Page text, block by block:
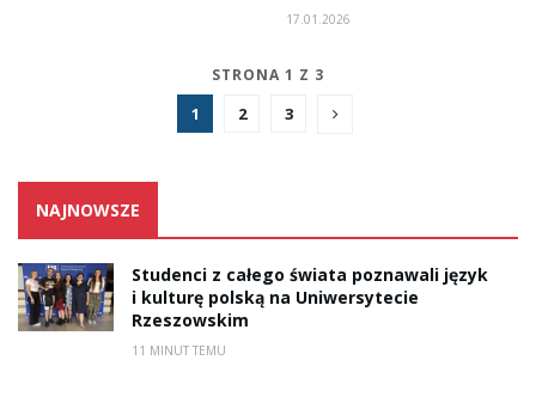
17.01.2026
STRONA 1 Z 3
1 2 3
NAJNOWSZE
Studenci z całego świata poznawali język
i kulturę polską na Uniwersytecie
Rzeszowskim
11 MINUT TEMU